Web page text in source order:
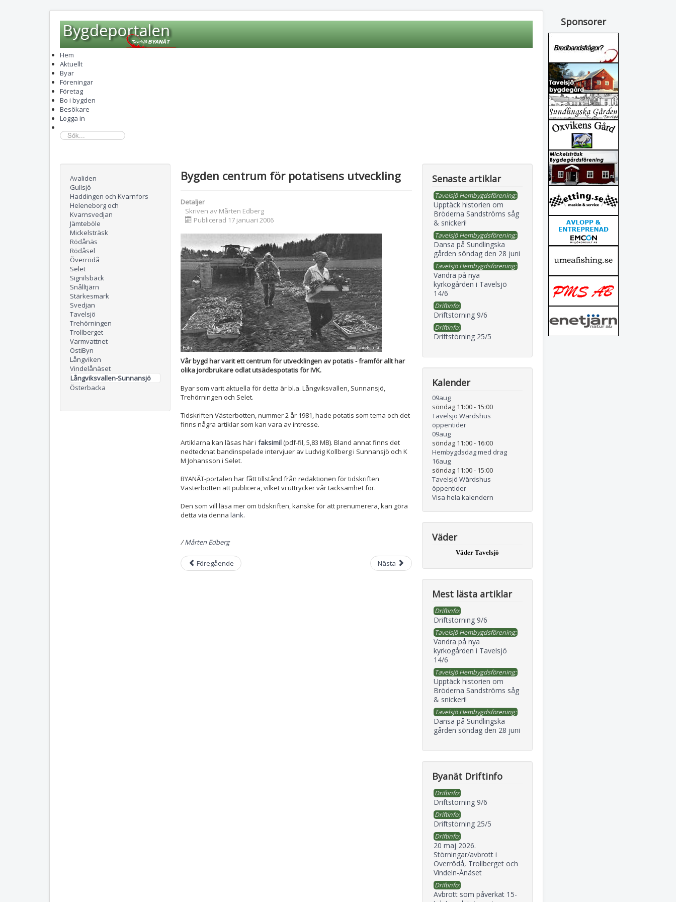
Hem
Aktuellt
Byar
Föreningar
Företag
Bo i bygden
Besökare
Logga in
sök...
Avaliden
Gullsjö
Haddingen och Kvarnfors
Heleneborg och
Kvarnsvedjan
Jämteböle
Mickelsträsk
Rödånäs
Rödåsel
Överrödå
Selet
Signilsbäck
Snålltjärn
Stärkesmark
Svedjan
Tavelsjö
Trehörningen
Trollberget
Varmvattnet
ÖstiByn
Långviken
Vindelånäset
Långviksvallen-Sunnansjö
Österbacka
Bygden centrum för potatisens utveckling
Detaljer
Skriven av Mårten Edberg
Publicerad 17 januari 2006
Vår bygd har varit ett centrum för utvecklingen av potatis - framför allt har
olika jordbrukare odlat utsädespotatis för IVK.
Byar som varit aktuella för detta är bl.a. Långviksvallen, Sunnansjö,
Trehörningen och Selet.
Tidskriften Västerbotten, nummer 2 år 1981, hade potatis som tema och det
finns några artiklar som kan vara av intresse.
Artiklarna kan läsas här i faksimil(pdf-fil, 5,83 MB). Bland annat finns det
nedtecknat bandinspelade intervjuer av Ludvig Kollberg i Sunnansjö och K
M Johansson i Selet.
BYANÄT-portalen har fått tillstånd från redaktionen för tidskriften
Västerbotten att publicera, vilket vi uttrycker vår tacksamhet för.
Den som vill läsa mer om tidskriften, kanske för att prenumerera, kan göra
detta via denna länk.
/Mårten Edberg
Föregående Nästa
Senaste artiklar
Tavelsjö Hembygdsförening:
Upptäck historien om
Bröderna Sandströms såg
& snickeri!
Tavelsjö Hembygdsförening:
Dansa på Sundlingska
gården söndag den 28 juni
Tavelsjö Hembygdsförening:
Vandra på nya
kyrkogården i Tavelsjö
14/6
Driftinfo:
Driftstörning 9/6
Driftinfo:
Driftstörning 25/5
Kalender
09aug
söndag 11:00- 15:00
Tavelsjö Wärdshus
öppentider
09aug
söndag 11:00- 16:00
Hembygdsdag med drag
16aug
söndag 11:00- 15:00
Tavelsjö Wärdshus
öppentider
Visa hela kalendern
Väder
Väder Tavelsjö
Mest lästa artiklar
Driftinfo:
Driftstörning 9/6
Tavelsjö Hembygdsförening:
Vandra på nya
kyrkogården i Tavelsjö
14/6
Tavelsjö Hembygdsförening:
Upptäck historien om
Bröderna Sandströms såg
& snickeri!
Tavelsjö Hembygdsförening:
Dansa på Sundlingska
gården söndag den 28 juni
Byanät Driftinfo
Driftinfo:
Driftstörning 9/6
Driftinfo:
Driftstörning 25/5
Driftinfo:
20 maj 2026.
Störningar/avbrott i
Överrödå, Trollberget och
Vindeln-Ånäset
Driftinfo:
Avbrott som påverkat 15-
Sponsorer